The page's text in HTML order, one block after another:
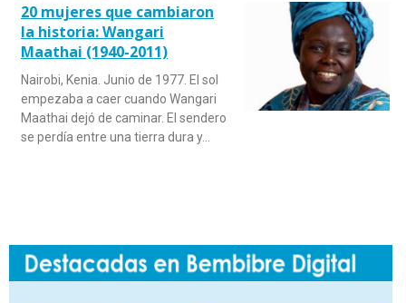
20 mujeres que cambiaron
la historia: Wangari
Maathai (1940-2011)
Nairobi, Kenia. Junio de 1977. El sol
empezaba a caer cuando Wangari
Maathai dejó de caminar. El sendero
se perdía entre una tierra dura y…